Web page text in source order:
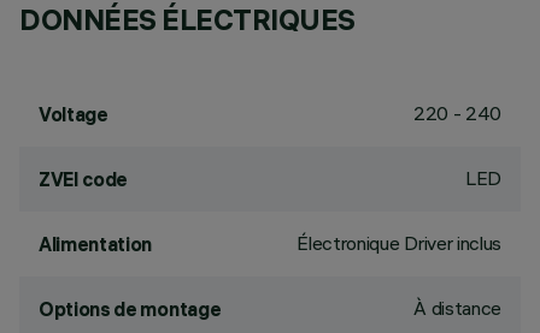
DONNÉES ÉLECTRIQUES
Voltage 220 - 240
ZVEI code LED
Alimentation Électronique Driver inclus
Options de montage À distance